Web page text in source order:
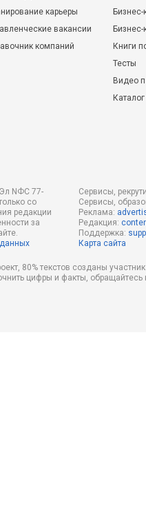
карьеры
вакансии
компаний
Бизнес-
Книги
Тесты
Видео
NФС 77-
со
редакции
за
Сервисы,
Сервисы,
Реклама:
Редакция:
Поддержка:
Карта сайта
80% текстов созданы
цифры и факты,